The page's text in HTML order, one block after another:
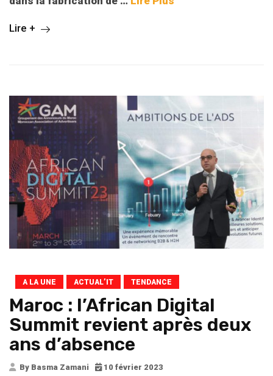
Lire +
A LA UNE ACTUAL’IT TENDANCE
Maroc : l’African Digital
Summit revient après deux
ans d’absence
By Basma Zamani
10 février 2023